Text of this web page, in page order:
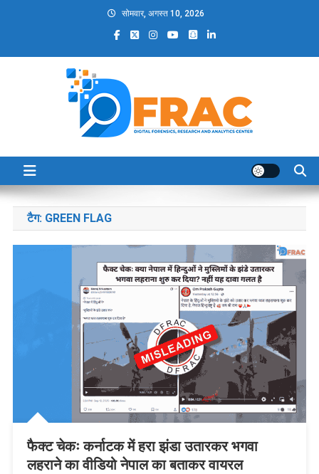
सोमवार, अगस्त 10, 2026
DFRAC_ORG
टैग: GREEN FLAG
फैक्ट चेकः कर्नाटक में हरा झंडा उतारकर भगवा
लहराने का वीडियो नेपाल का बताकर वायरल